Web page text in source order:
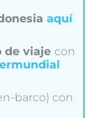
aquí
de viaje con
barco) con